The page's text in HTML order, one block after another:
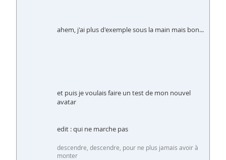
ahem, j'ai plus d'exemple sous la main mais bon...
et puis je voulais faire un test de mon nouvel
avatar
edit : qui ne marche pas
descendre, descendre, pour ne plus jamais avoir à
monter